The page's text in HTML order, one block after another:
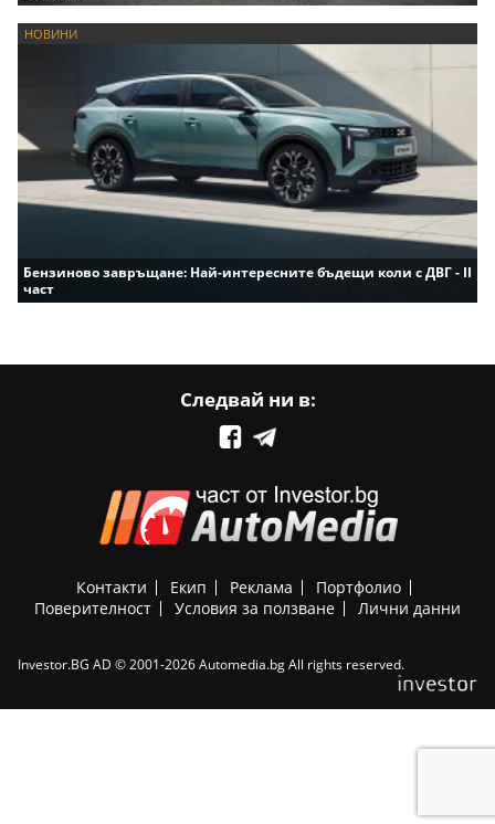
НОВИНИ
Бензиново завръщане: Най-интересните бъдещи коли с ДВГ - II
част
Следвай ни в:
Контакти Екип Реклама
Портфолио
Поверителност
Условия за ползване Лични данни
Investor.BG AD © 2001-2026 Automedia.bg All rights reserved.